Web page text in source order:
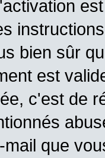
bien sûr
est
c'est de
que